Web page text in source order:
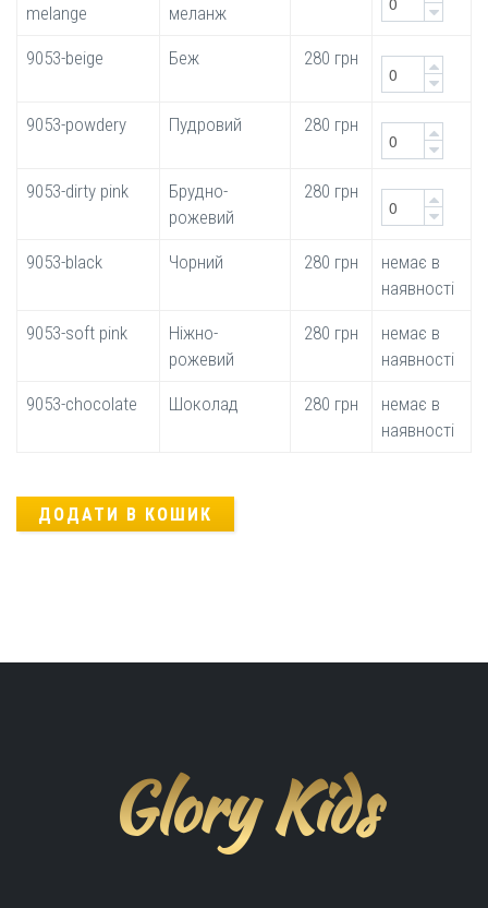
melange
меланж
9053-beige Беж 280 грн
9053-powdery Пудровий 280 грн
9053-dirty pink
Брудно-
рожевий
280 грн
9053-black Чорний 280 грн
немає в
наявності
9053-soft pink
Ніжно-
рожевий
280 грн
немає в
наявності
9053-chocolate Шоколад 280 грн
немає в
наявності
Glory Kids